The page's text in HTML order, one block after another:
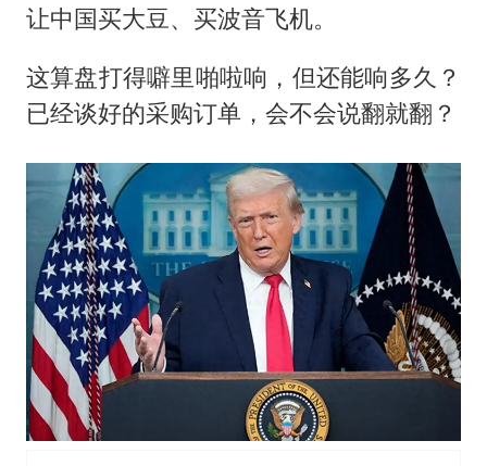
让中国买大豆、买波音飞机。
这算盘打得噼里啪啦响，但还能响多久？
已经谈好的采购订单，会不会说翻就翻？